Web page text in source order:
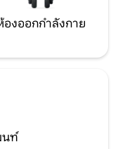
องออกกำลังกาย
นท์